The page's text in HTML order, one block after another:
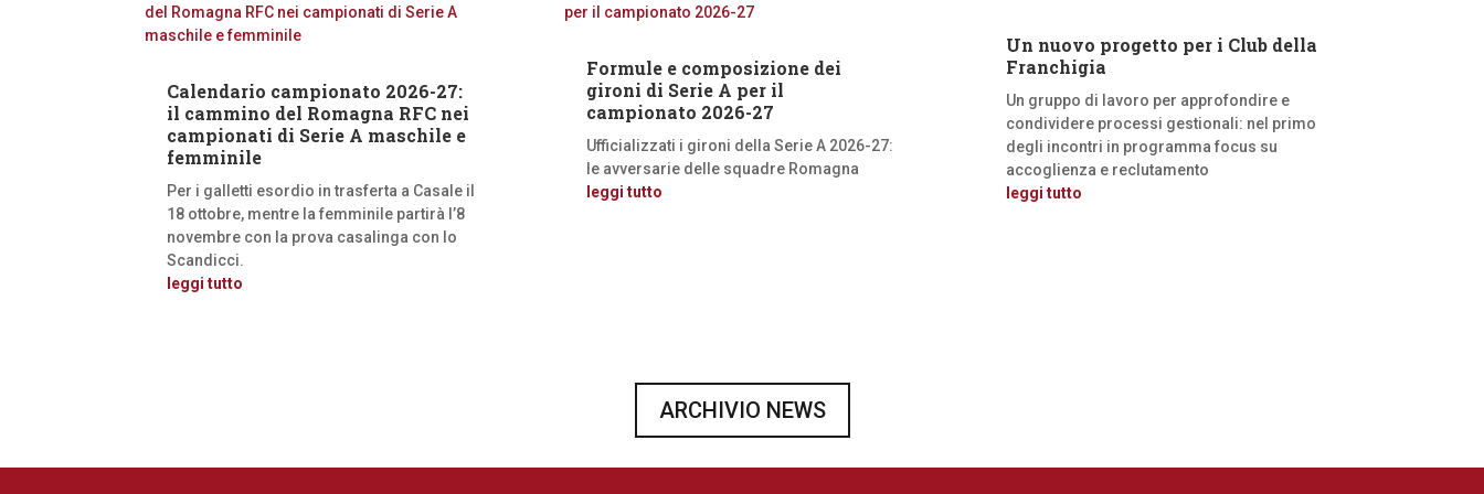
Calendario campionato 2026-27:
il cammino del Romagna RFC nei
campionati di Serie A maschile e
femminile
Per i galletti esordio in trasferta a Casale il
18 ottobre, mentre la femminile partirà l’8
novembre con la prova casalinga con lo
Scandicci.
leggi tutto
Formule e composizione dei
gironi di Serie A per il
campionato 2026-27
Ufficializzati i gironi della Serie A 2026-27:
le avversarie delle squadre Romagna
leggi tutto
Un nuovo progetto per i Club della
Franchigia
Un gruppo di lavoro per approfondire e
condividere processi gestionali: nel primo
degli incontri in programma focus su
accoglienza e reclutamento
leggi tutto
ARCHIVIO NEWS